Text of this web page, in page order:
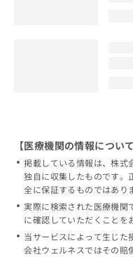
【医療機関の情報について
掲載している情報は、株式
独自に収集したものです。
全に保証するものではあり
実際に検索された医療機関
に確認していただくことを
当サービスによって生じた
会社ウェルネスではその賠